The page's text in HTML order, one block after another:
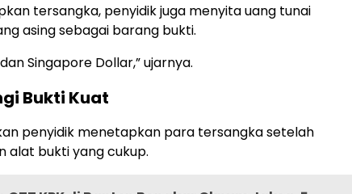
tersangka, penyidik juga menyita uang tunai
asing sebagai barang bukti.
Singapore Dollar,” ujarnya.
Bukti Kuat
penyidik menetapkan para tersangka setelah
alat bukti yang cukup.